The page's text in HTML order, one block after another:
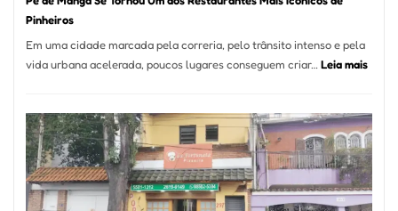
Pinheiros
Em uma cidade marcada pela correria, pelo trânsito intenso e pela
vida urbana acelerada, poucos lugares conseguem criar…Leia mais:
Se
Um
dos